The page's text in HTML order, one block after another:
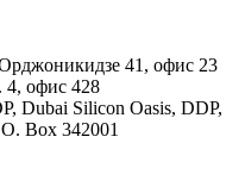
41, офис 23
4, офис 428
Dubai Silicon Oasis, DDP,
Box 342001